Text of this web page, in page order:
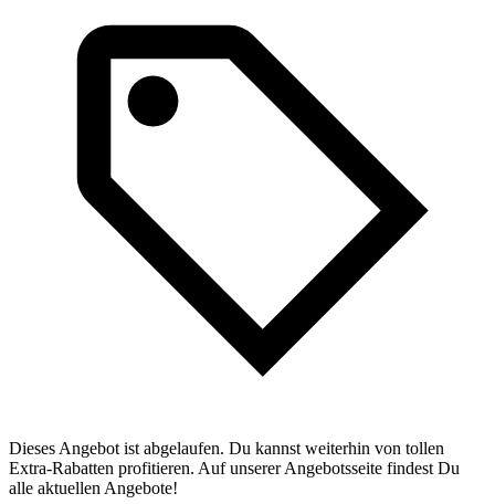
Dieses Angebot ist abgelaufen. Du kannst weiterhin von tollen
Extra-Rabatten profitieren. Auf unserer Angebotsseite findest Du
alle aktuellen Angebote!